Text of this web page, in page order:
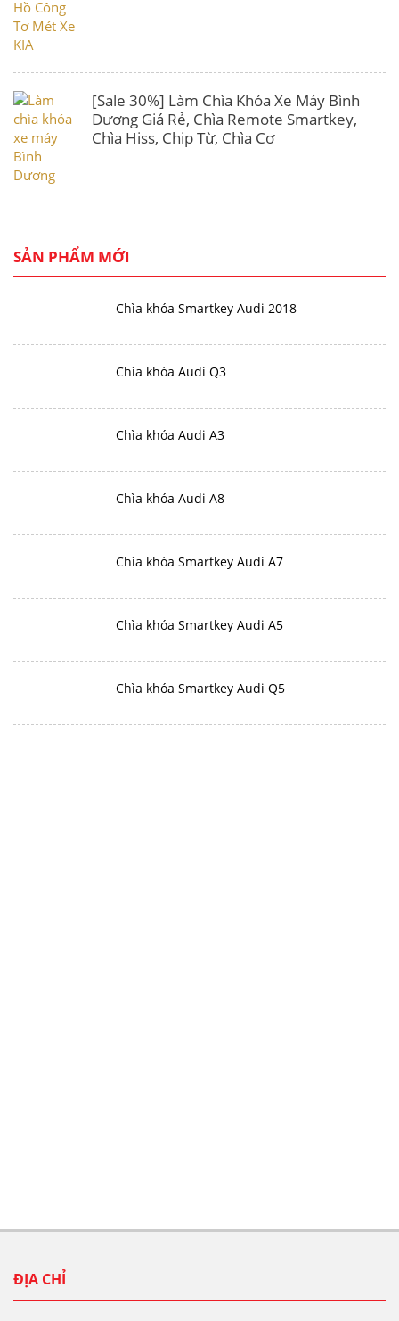
[Sale 30%] Làm Chìa Khóa Xe Máy Bình
Dương Giá Rẻ, Chìa Remote Smartkey,
Chìa Hiss, Chip Từ, Chìa Cơ
SẢN PHẨM MỚI
Chìa khóa Smartkey Audi 2018
Chìa khóa Audi Q3
Chìa khóa Audi A3
Chìa khóa Audi A8
Chìa khóa Smartkey Audi A7
Chìa khóa Smartkey Audi A5
Chìa khóa Smartkey Audi Q5
ĐỊA CHỈ